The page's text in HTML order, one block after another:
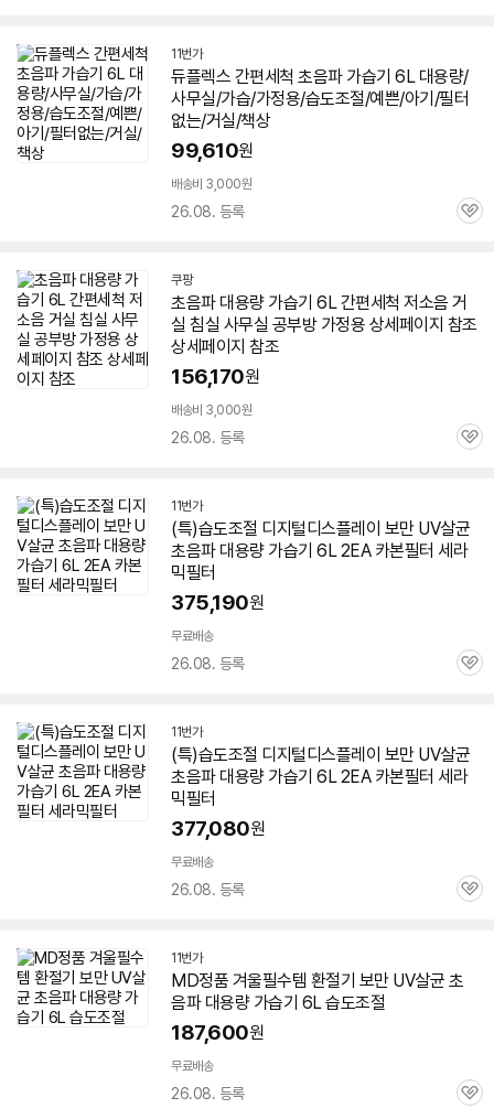
11번가
듀플렉스 간편세척 초음파 가습기 6L대용량/
사무실/가습/가정용/습도조절/예쁜/아기/필터
없는/거실/책상
99,610원
배송비 3,000원
26.08. 등록
관
쿠팡
초음파 대용량 가습기 6L간편세척 저소음 거
실 침실 사무실 공부방 가정용 상세페이지 참조
상세페이지 참조
156,170원
배송비 3,000원
26.08. 등록
관
11번가
(특)습도조절 디지털디스플레이 보만 UV살균
초음파 대용량 가습기 6L2EA 카본필터 세라
믹필터
375,190원
무료배송
26.08. 등록
관
11번가
(특)습도조절 디지털디스플레이 보만 UV살균
초음파 대용량 가습기 6L2EA 카본필터 세라
믹필터
377,080원
무료배송
26.08. 등록
관
11번가
MD정품 겨울필수템 환절기 보만 UV살균 초
음파 대용량 가습기 6L습도조절
187,600원
무료배송
26.08. 등록
관